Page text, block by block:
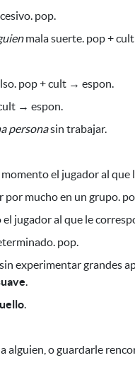
pop.
mala suerte. pop +
pop + cult → espon.
→ espon.
personasin trabajar.
momento el jugador al
por mucho en un grupo.
el jugador al que le
pop.
experimentar grandes
.
.
alguien, o guardarle